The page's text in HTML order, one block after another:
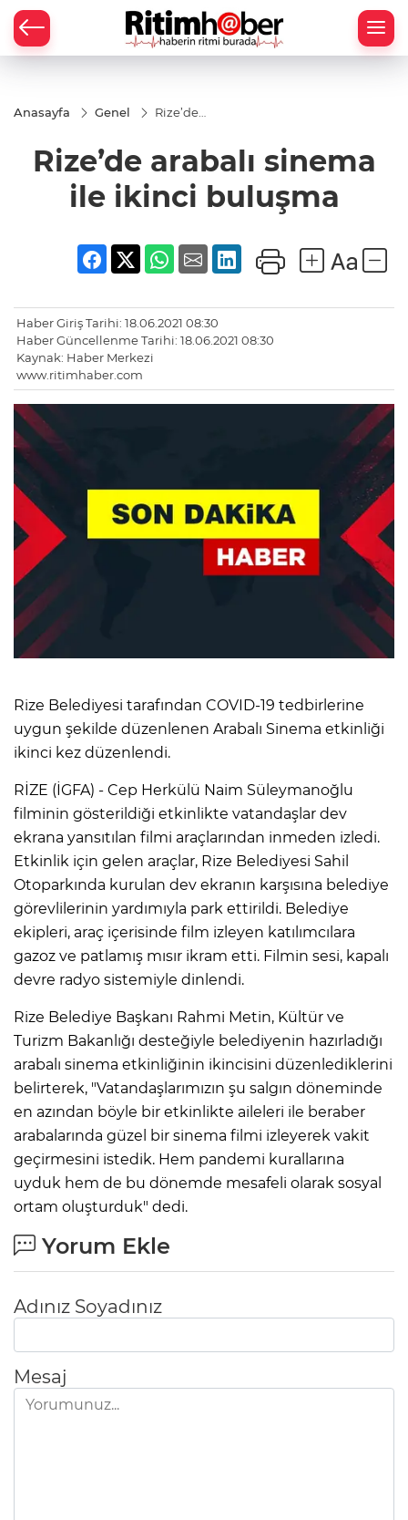
Anasayfa Genel
Rize’de
ile ikinci
buluşma
Rize’de arabalı sinema
ile ikinci buluşma
Haber Giriş Tarihi: 18.06.2021 08:30
Haber Güncellenme Tarihi: 18.06.2021 08:30
Kaynak: Haber Merkezi
www.ritimhaber.com
Rize Belediyesi tarafından COVID-19 tedbirlerine
uygun şekilde düzenlenen Arabalı Sinema etkinliği
ikinci kez düzenlendi.
RİZE (İGFA) - Cep Herkülü Naim Süleymanoğlu
filminin gösterildiği etkinlikte vatandaşlar dev
ekrana yansıtılan filmi araçlarından inmeden izledi.
Etkinlik için gelen araçlar, Rize Belediyesi Sahil
Otoparkında kurulan dev ekranın karşısına belediye
görevlilerinin yardımıyla park ettirildi. Belediye
ekipleri, araç içerisinde film izleyen katılımcılara
gazoz ve patlamış mısır ikram etti. Filmin sesi, kapalı
devre radyo sistemiyle dinlendi.
Rize Belediye Başkanı Rahmi Metin, Kültür ve
Turizm Bakanlığı desteğiyle belediyenin hazırladığı
arabalı sinema etkinliğinin ikincisini düzenlediklerini
belirterek, "Vatandaşlarımızın şu salgın döneminde
en azından böyle bir etkinlikte aileleri ile beraber
arabalarında güzel bir sinema filmi izleyerek vakit
geçirmesini istedik. Hem pandemi kurallarına
uyduk hem de bu dönemde mesafeli olarak sosyal
ortam oluşturduk" dedi.
Yorum Ekle
Adınız Soyadınız
Mesaj